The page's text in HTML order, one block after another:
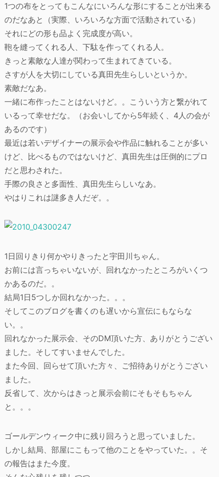
1つの布をとってもこんなにいろんな形にすることが出来る
のだなあと（実際、いろいろな方面で活動されている）
それにどの形も品よく完成度が高い。
鞄を縫ってくれる人、下駄を作ってくれる人。
きっと素敵な人達が関わって生まれてきている。
さすが人を大切にしている真田先生らしいというか。
素敵だなあ。
一緒に布作ったことはないけど。。こういう方と繋がれて
いるって幸せだな。（お会いしてから5年続く、4人の会が
あるのです）
最近は若いデザイナーの展示会や作品に触れることが多い
けど、比べるものではないけど、真田先生は圧倒的にプロ
だと思わされた。
手際の良さと多面性、真田先生らしいなあ。
やはりこれは謎多き人だぞ。。
1日回りきり何かやりきったと宇田川ちゃん。
お前には言っちゃいないが、回れなかったところがいくつ
かあるのだ。。
結局1日5つしか回れなかった。。。
そしてこのブログを書くのも遅いから宣伝にもならな
い。。
回れなかった展示会、そのDM頂いた方、ありがとうござい
ました。そしてすいませんでした。
また今回、回らせて頂いた方々、ご招待ありがとうござい
ました。
反省して、次からはきっと展示会前にそもそもちゃん
と。。。
ゴールデンウィーク中に残り回ろうと思っていました。
しかし結局、部屋にこもって他のことをやっていた。。そ
の報告はまた今度。